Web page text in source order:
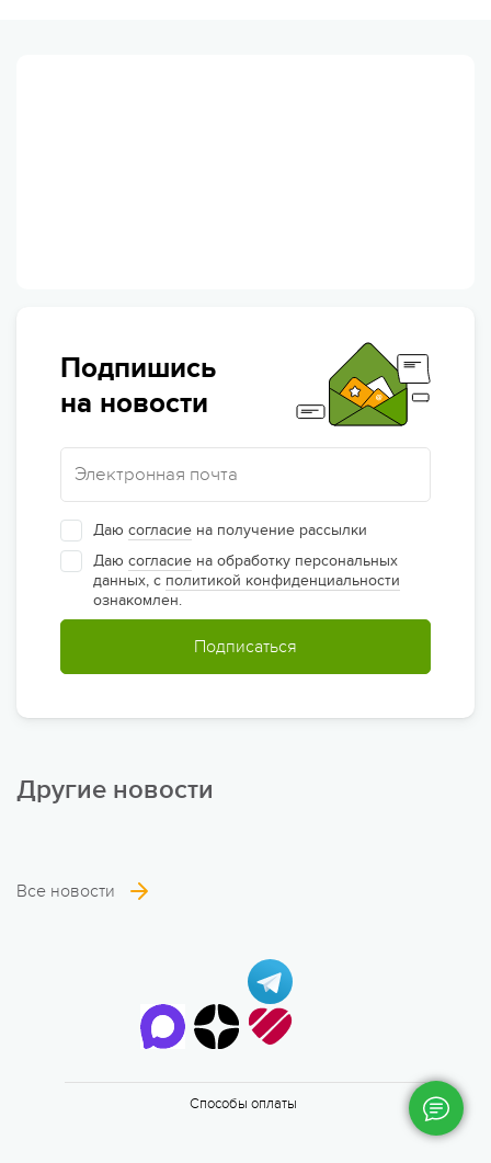
Подпишись
на новости
Даю согласие на получение рассылки
Даю согласие на обработку персональных
данных, с политикой конфиденциальности
ознакомлен.
Подписаться
Другие новости
Все новости
Способы оплаты